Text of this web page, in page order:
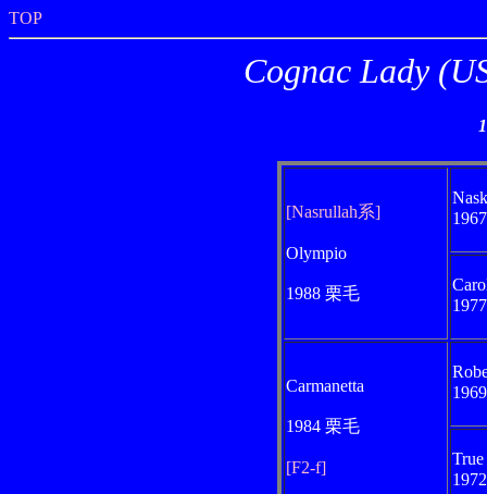
TOP
Cognac Lady
[Nasrullah系]
Olympio
1988 栗毛
Carmanetta
1984 栗毛
[F2-f]